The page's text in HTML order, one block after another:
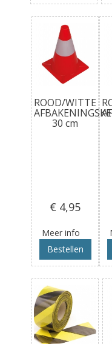
ROOD/WITTE
30 cm
€ 4,95
Meer info
Bestellen